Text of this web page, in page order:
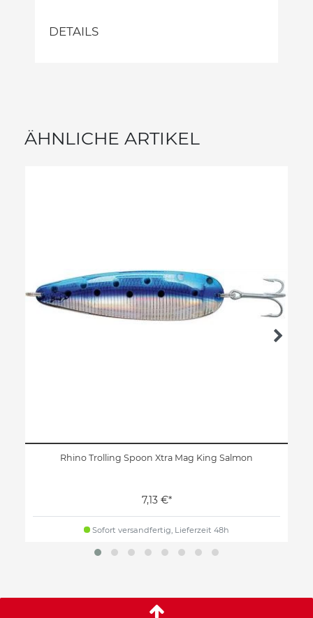
DETAILS
ÄHNLICHE ARTIKEL
Rhino Trolling Spoon Xtra Mag King Salmon
7,13 €*
Sofort versandfertig, Lieferzeit 48h